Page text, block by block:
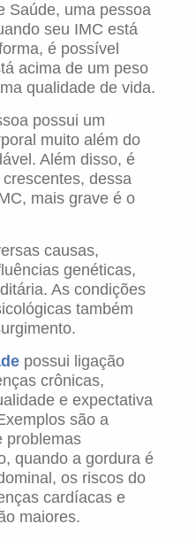
Saúde, uma pessoa
seu IMC está
é possível
acima de um peso
qualidade de vida.
possui um
muito além do
Além disso, é
dessa
mais grave é o
causas,
genéticas,
As condições
também
possui ligação
crônicas,
e expectativa
são a
problemas
quando a gordura é
os riscos do
cardíacas e
maiores.